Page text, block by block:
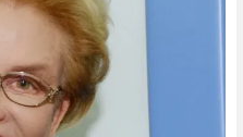
ЭКОНОМИКА
ПРОИСШЕСТВИЯ
СОННИК